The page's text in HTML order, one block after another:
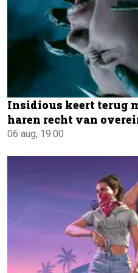
Insidious keert terug
haren recht van
06 aug, 19:00